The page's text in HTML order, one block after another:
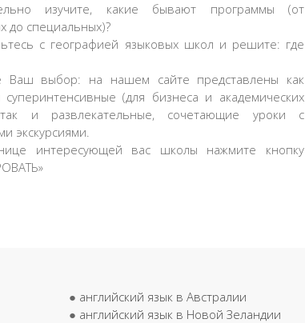
изучите, какие бывают программы (от
до специальных)?
с географией языковых школ и решите: где
Ваш выбор: на нашем сайте представлены как
(для бизнеса и академических
и развлекательные, сочетающие уроки с
экскурсиями.
интересующей вас школы нажмите кнопку
● английский язык в Австралии
● английский язык в Новой Зеландии